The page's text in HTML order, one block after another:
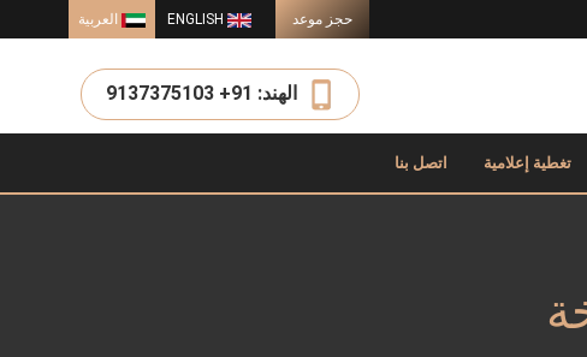
حجز موعد العربية
الهند: 91+ 9137375103
تغطية إعلامية اتصل بنا